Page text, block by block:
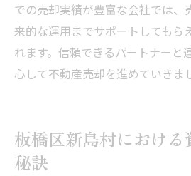
での売却実績が豊富な会社では、
来的な運用までサポートしてもら
れます。信頼できるパートナーと
心して不動産売却を進めていきま
板橋区新島村におけ
秘訣